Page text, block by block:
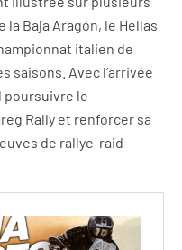
Baja Aragón, le Hellas
italien de
saisons. Avec l’arrivée
poursuivre le
Rally et renforcer sa
de rallye-raid